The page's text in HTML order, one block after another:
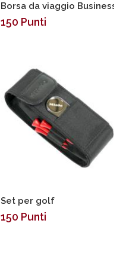
Borsa da viaggio Business
150 Punti
Set per golf
150 Punti